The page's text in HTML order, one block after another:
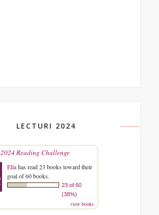
LECTURI 2024
2024 Reading Challenge
Ellahas read 23 books toward their
goal of 60 books.
23 of 60
(38%)
view books